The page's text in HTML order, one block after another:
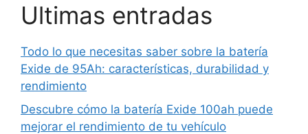
Ultimas entradas
Todo lo que necesitas saber sobre la batería
Exide de 95Ah: características, durabilidad y
rendimiento
Descubre cómo la batería Exide 100ah puede
mejorar el rendimiento de tu vehículo